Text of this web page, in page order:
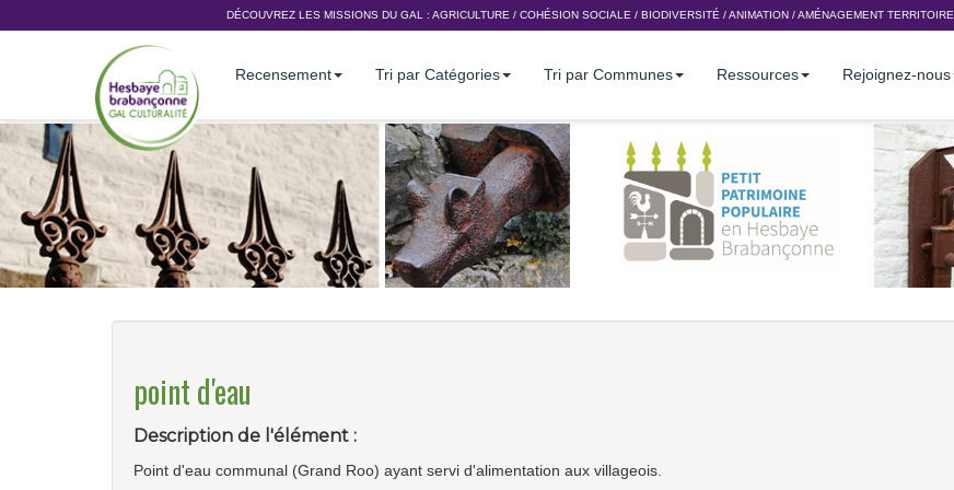
DÉCOUVREZ LES MISSIONS DU GAL : AGRICULTURE / COHÉSION SOCIALE / BIODIVERSITÉ /ANIMATION /AMÉNAGEMENT TERRITOIRE
Recensement Tri par Catégories Tri par Communes Ressources Rejoignez-nous
point d'eau
Description de l'élément :
Point d'eau communal (Grand Roo) ayant servi d'alimentation aux villageois.